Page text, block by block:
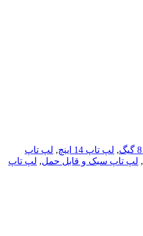
, لپ تاپ 14 اینچ , لپ تاپ
, لپ تاپ سبک و قابل حمل, لپ تاپ